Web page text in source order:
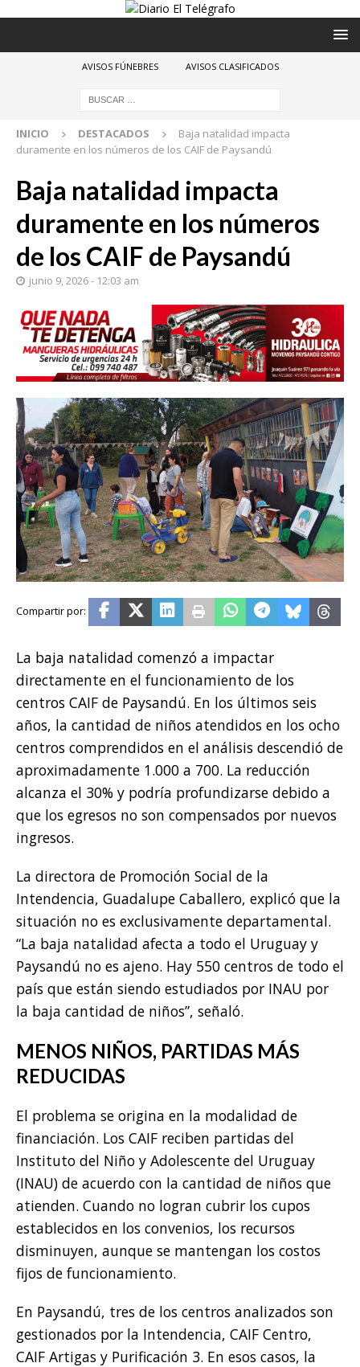
AVISOS FÚNEBRES AVISOS CLASIFICADOS
INICIO DESTACADOS
Baja natalidad impacta
duramente en los números de los CAIF de Paysandú
Baja natalidad impacta
duramente en los números
de los CAIF de Paysandú
junio 9, 2026 - 12:03 am
La baja natalidad comenzó a impactar
directamente en el funcionamiento de los
centros CAIF de Paysandú. En los últimos seis
años, la cantidad de niños atendidos en los ocho
centros comprendidos en el análisis descendió de
aproximadamente 1.000 a 700. La reducción
alcanza el 30% y podría profundizarse debido a
que los egresos no son compensados por nuevos
ingresos.
La directora de Promoción Social de la
Intendencia, Guadalupe Caballero, explicó que la
situación no es exclusivamente departamental.
“La baja natalidad afecta a todo el Uruguay y
Paysandú no es ajeno. Hay 550 centros de todo el
país que están siendo estudiados por INAU por
la baja cantidad de niños”, señaló.
MENOS NIÑOS, PARTIDAS MÁS
REDUCIDAS
El problema se origina en la modalidad de
financiación. Los CAIF reciben partidas del
Instituto del Niño y Adolescente del Uruguay
(INAU) de acuerdo con la cantidad de niños que
atienden. Cuando no logran cubrir los cupos
establecidos en los convenios, los recursos
disminuyen, aunque se mantengan los costos
fijos de funcionamiento.
En Paysandú, tres de los centros analizados son
gestionados por la Intendencia, CAIF Centro,
CAIF Artigas y Purificación 3. En esos casos, la